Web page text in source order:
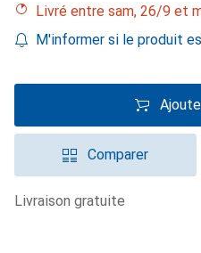
Livré entre sam, 26/9 et
M'informer si le produit
Comparer
livraison gratuite